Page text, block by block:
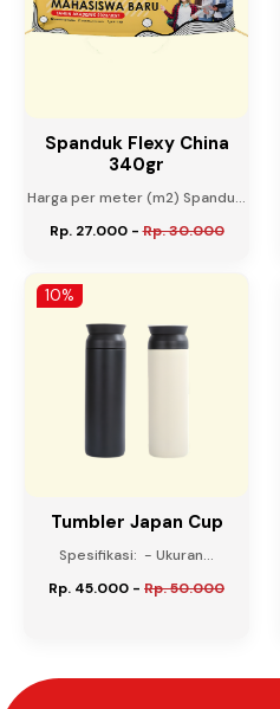
Spanduk Flexy China
340gr
Harga per meter (m2) Spandu...
Rp. 27.000-Rp. 30.000
10%
Tumbler Japan Cup
Spesifikasi: - Ukuran...
Rp. 45.000 - Rp. 50.000